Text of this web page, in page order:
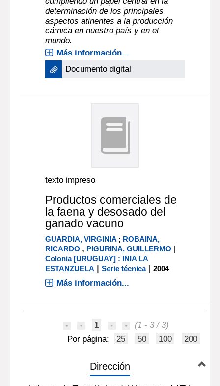
determinación de los principales
aspectos atinentes a la producción
cárnica en nuestro país y en el
mundo.
Más información...
Documento digital
texto impreso
Productos comerciales de
la faena y desosado del
ganado vacuno
GUARDIA, VIRGINIA ; ROBAINA,
RICARDO ; PIGURINA, GUILLERMO |
Colonia [URUGUAY] : INIA LA
ESTANZUELA |Serie técnica|2004
Más información...
1
(1 - 3 / 3)
Por página:
25 50 100 200
Dirección